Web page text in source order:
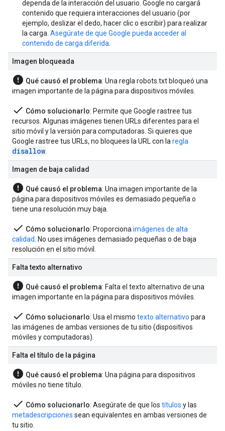
dependa de la interacción del usuario. Google no cargará
contenido que requiera interacciones del usuario (por
ejemplo, deslizar el dedo, hacer clic o escribir) para realizar
la carga. Asegúrate de que Google pueda acceder al
contenido de carga diferida
Imagen bloqueada
error Qué causó el problema: Una regla robots.txt bloqueó una
imagen importante de la página para dispositivos móviles.
done Cómo solucionarlo: Permite que Google rastree tus
recursos. Algunas imágenes tienen URLs diferentes para el
sitio móvil y la versión para computadoras. Si quieres que
Google rastree tus URLs, no bloquees la URL con la regla
disallow
Imagen de baja calidad
error Qué causó el problema: Una imagen importante de la
página para dispositivos móviles es demasiado pequeña o
tiene una resolución muy baja.
done Cómo solucionarlo: Proporciona imágenes de alta
calidad
. No uses imágenes demasiado pequeñas o de baja
resolución en el sitio móvil.
Falta texto alternativo
error Qué causó el problema: Falta el texto alternativo de una
imagen importante en la página para dispositivos móviles.
done Cómo solucionarlo: Usa el mismo texto alternativo para
las imágenes de ambas versiones de tu sitio (dispositivos
móviles y computadoras).
Falta el título de la página
error Qué causó el problema: Una página para dispositivos
móviles no tiene título.
done Cómo solucionarlo: Asegúrate de que los títulos y las
metadescripciones sean equivalentes en ambas versiones de
tu sitio.